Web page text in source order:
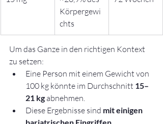
Körpergewi
chts
Um das Ganze in den richtigen Kontext
zu setzen:
Eine Person mit einem Gewicht von
100 kg könnte im Durchschnitt 15–
21 kg abnehmen.
Diese Ergebnisse sind mit einigen